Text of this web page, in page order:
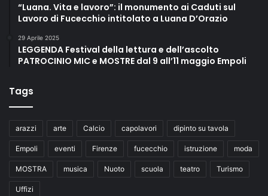
“Luana. Vita e lavoro”: il monumento ai Caduti sul
Lavoro di Fucecchio intitolato a Luana D’Orazio
29 Aprile 2025
LEGGENDA Festival della lettura e dell’ascolto
PATROCINIO MIC e MOSTRE dal 9 all’11 maggio Empoli
Tags
arazzi arte Calcio capolavori dipinto su tavola
Empoli eventi Firenze fucecchio istruzione moda
MOSTRA musica Nuoto scuola teatro Turismo
Uffizi